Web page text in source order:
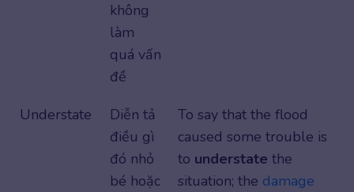
không
làm
quá vấn
đề
Understate
Diễn tả
điều gì
đó nhỏ
bé hoặc
To say that the flood
caused some trouble is
to understate the
situation; the damage